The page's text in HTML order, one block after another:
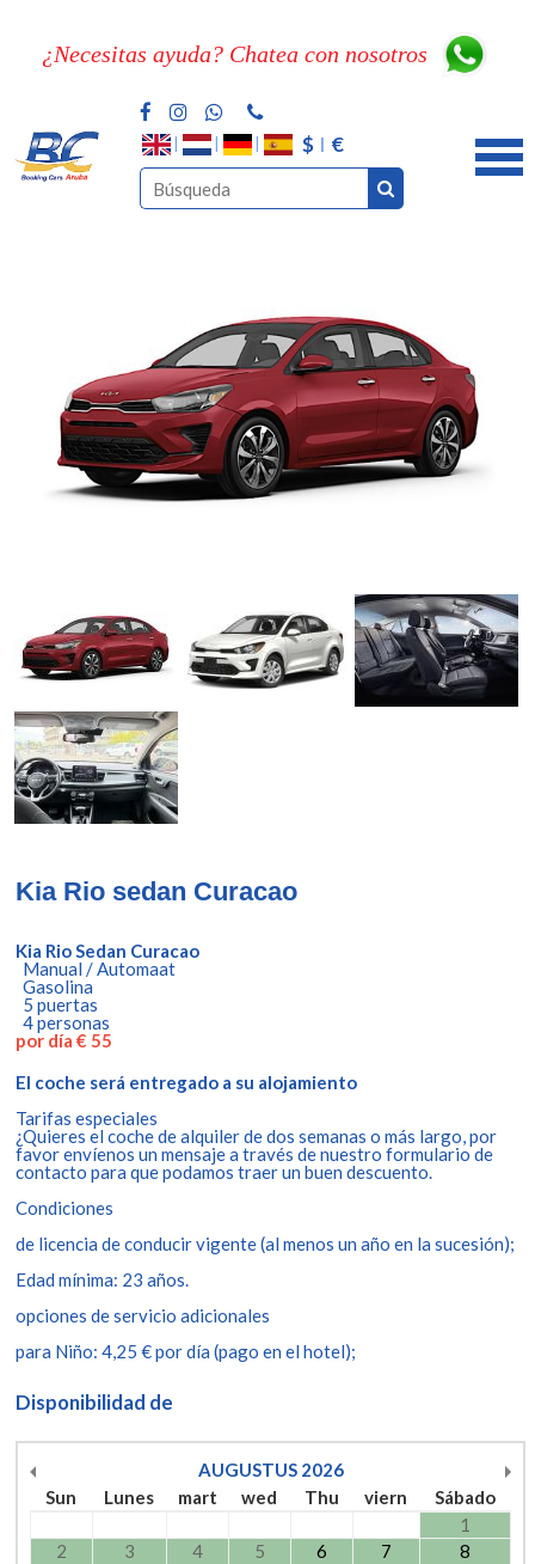
¿Necesitas ayuda? Chatea con nosotros
$ €
Kia Rio sedan Curacao
Kia Rio Sedan Curacao
Manual / Automaat
Gasolina
5 puertas
4 personas
por día € 55
El coche será entregado a su alojamiento
Tarifas especiales
¿Quieres el coche de alquiler de dos semanas o más largo, por
favor envíenos un mensaje a través de nuestro formulario de
contacto para que podamos traer un buen descuento.
Condiciones
de licencia de conducir vigente (al menos un año en la sucesión);
Edad mínima: 23 años.
opciones de servicio adicionales
para Niño: 4,25 € por día (pago en el hotel);
Disponibilidad de
AUGUSTUS 2026
Sun
Lunes mart wed Thu viern
Sábado
1
2
3 4 5 6 7
8